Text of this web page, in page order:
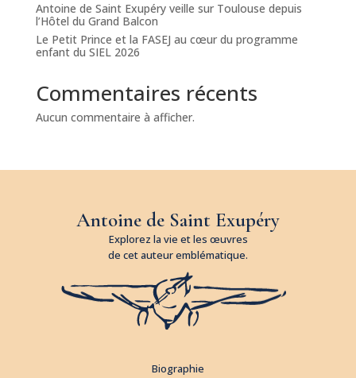
Antoine de Saint Exupéry veille sur Toulouse depuis
l’Hôtel du Grand Balcon
Le Petit Prince et la FASEJ au cœur du programme
enfant du SIEL 2026
Commentaires récents
Aucun commentaire à afficher.
Antoine de Saint Exupéry
Explorez la vie et les œuvres
de cet auteur emblématique.
Biographie